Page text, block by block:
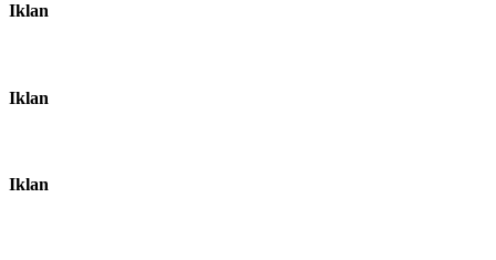
Iklan
Iklan
Iklan